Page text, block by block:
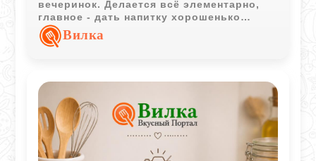
вечеринок. Делается всё элементарно,
главное - дать напитку хорошенько
настояться в холодильнике, чтобы
фрукты отдали свой вкус и аромат.
ноткой. Обязательно берите хорошее
сухое вино, ведь от него во многом
зависит успех всего коктейля!
Вилка